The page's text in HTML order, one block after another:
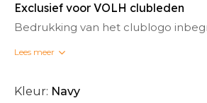
Exclusief voor VOLH clubleden
Bedrukking van het clublogo
Bedrukte clubkleding kan niet
Lees meer
Kleur: Navy